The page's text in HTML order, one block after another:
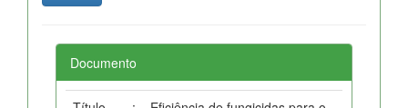
Documento